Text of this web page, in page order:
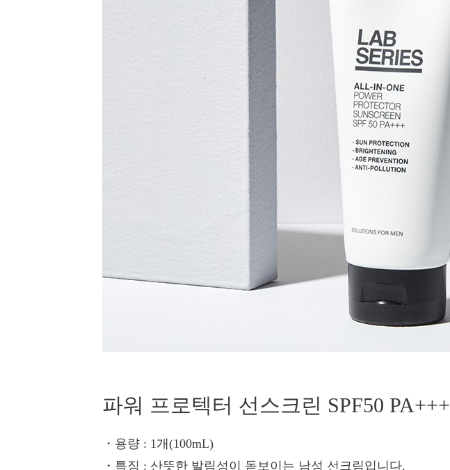
파워 프로텍터 선스크린 SPF50 PA+++
・용량 : 1개(100mL)
・특징 : 산뜻한 발림성이 돋보이는 남성 선크림입니다.